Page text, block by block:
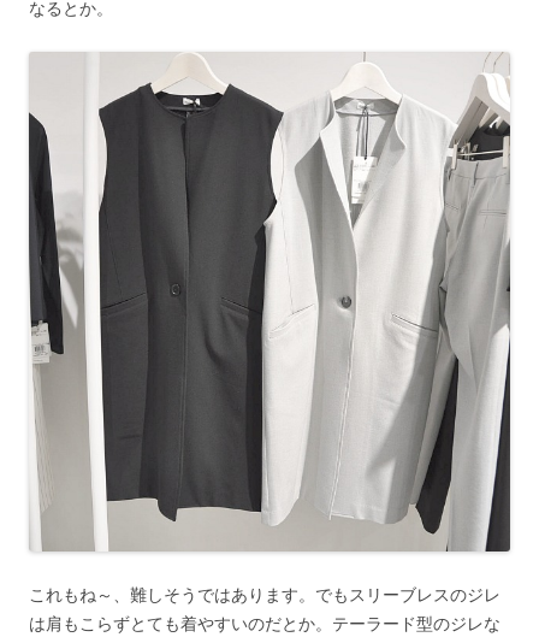
なるとか。
これもね～、難しそうではあります。でもスリーブレスのジレ
は肩もこらずとても着やすいのだとか。テーラード型のジレな